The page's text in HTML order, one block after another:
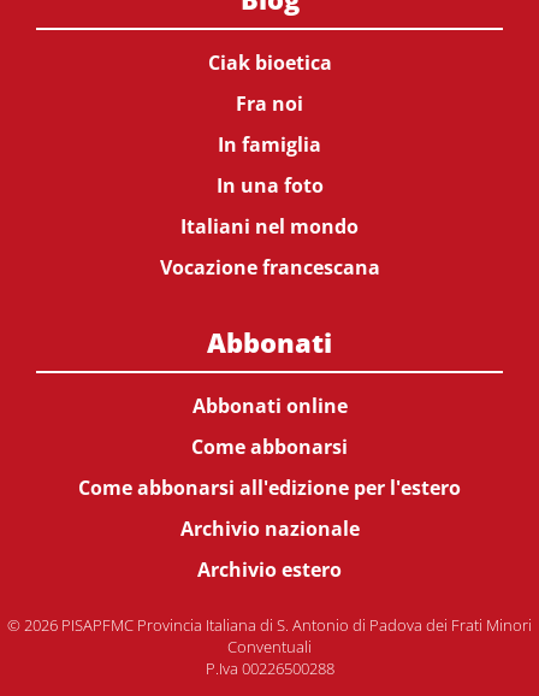
Ciak bioetica
Fra noi
In famiglia
In una foto
Italiani nel mondo
Vocazione francescana
Abbonati
Abbonati online
Come abbonarsi
Come abbonarsi all'edizione per l'estero
Archivio nazionale
Archivio estero
© 2026 PISAPFMC Provincia Italiana di S. Antonio di Padova dei Frati Minori
Conventuali
P.Iva 00226500288